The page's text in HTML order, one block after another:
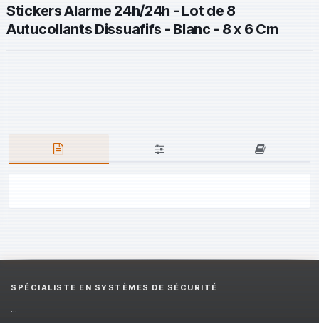
Stickers Alarme 24h/24h - Lot de 8
Autucollants Dissuafifs - Blanc - 8 x 6 Cm
SPÉCIALISTE EN SYSTÈMES DE SÉCURITÉ
...